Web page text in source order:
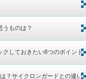
うものは？
クしておきたい8つのポイント
？サイクロンガードとの違い